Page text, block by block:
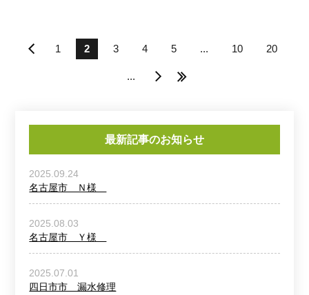
« 1 2 3 4 5 ... 10 20
... » »
最新記事のお知らせ
2025.09.24
名古屋市 Ｎ様
2025.08.03
名古屋市 Ｙ様
2025.07.01
四日市市 漏水修理